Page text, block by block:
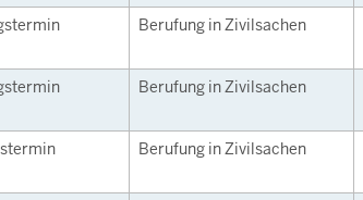
Berufung in Zivilsachen
Berufung in Zivilsachen
Berufung in Zivilsachen